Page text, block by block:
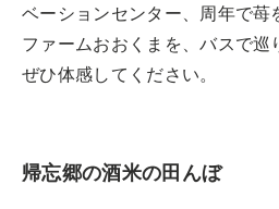
ベーションセンター、周年で苺
ファームおおくまを、バスで巡
ぜひ体感してください。
帰忘郷の酒米の田んぼ